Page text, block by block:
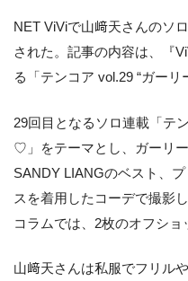
NET ViViで山﨑天さんのソ
された。記事の内容は、『
る「テンコア vol.29 “ガーリ
29回目となるソロ連載「テ
♡」をテーマとし、ガーリ
SANDY LIANGのベスト、
スを着用したコーデで撮影
コラムでは、2枚のオフショ
山﨑天さんは私服でフリル